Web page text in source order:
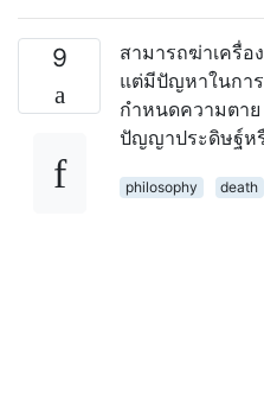
9
สามารถฆ่าเครื่อ
แต่มีปัญหาในกา
กำหนดความตาย
ปัญญาประดิษฐ์ห
philosophy
death